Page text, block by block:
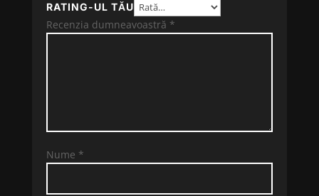
RATING-UL TĂU
Recenzia dumneavoastră *
Nume *